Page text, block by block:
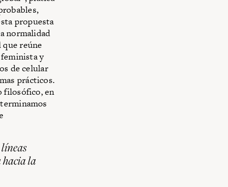
propuesta
normalidad
reúne
y
de celular
prácticos.
filosófico, en
hacia la